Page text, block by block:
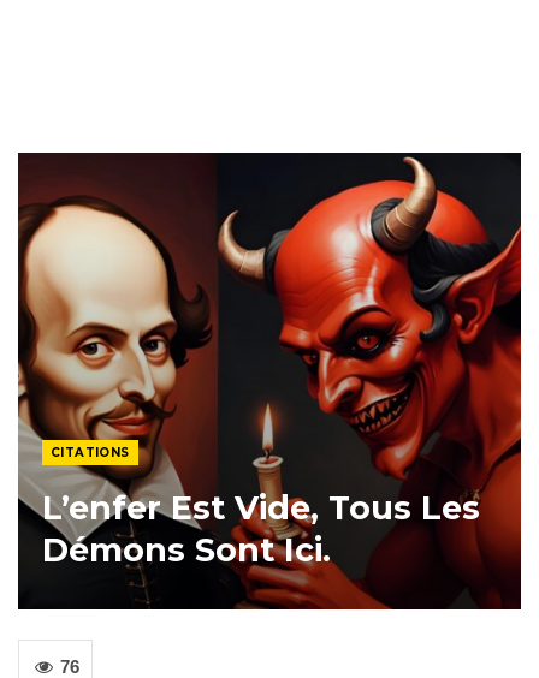
CITATIONS
L’enfer Est Vide, Tous Les
Démons Sont Ici.
76